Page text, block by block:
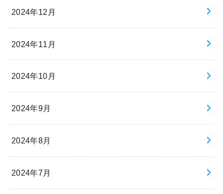
2024年12月
2024年11月
2024年10月
2024年9月
2024年8月
2024年7月